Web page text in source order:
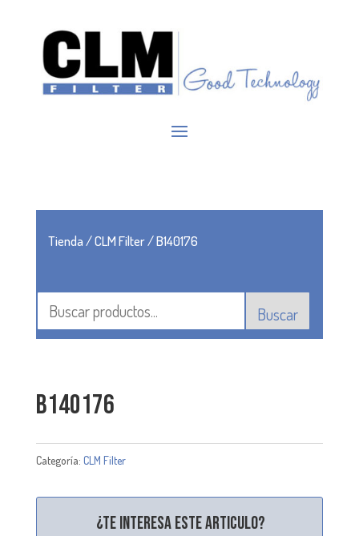
Tienda/CLM Filter/ B140176
Buscar
B140176
Categoría: CLM Filter
¿Te interesa este articulo?